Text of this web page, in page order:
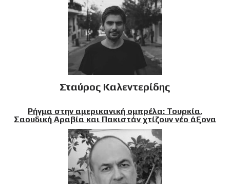
Σταύρος Καλεντερίδης
Ρήγμα στην αμερικανική ομπρέλα: Τουρκία,
Σαουδική Αραβία και Πακιστάν χτίζουν νέο άξονα